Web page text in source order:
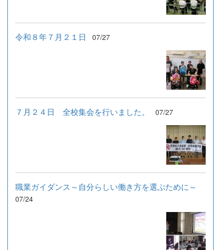
令和８年７月２１日 07/27
７月２４日 全校集会を行いました。 07/27
職業ガイダンス～自分らしい働き方を選ぶために～
07/24